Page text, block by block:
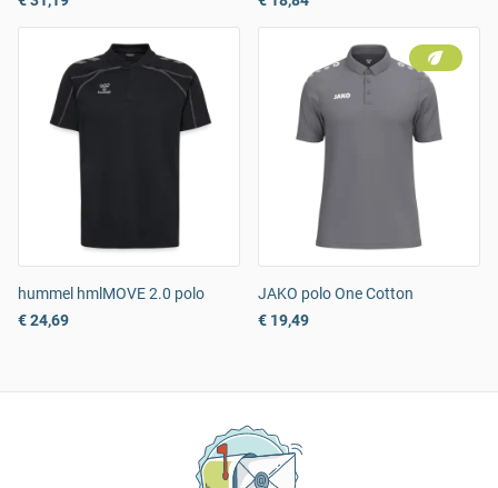
hummel hmlMOVE 2.0 polo
€ 24,69
JAKO polo One Cotton
€ 19,49